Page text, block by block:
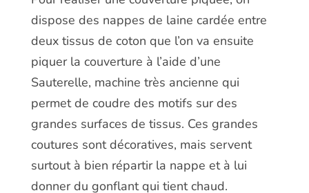
dispose des nappes de laine cardée entre
deux tissus de coton que l’on va ensuite
piquer la couverture à l’aide d’une
Sauterelle, machine très ancienne qui
permet de coudre des motifs sur des
grandes surfaces de tissus. Ces grandes
coutures sont décoratives, mais servent
surtout à bien répartir la nappe et à lui
donner du gonflant qui tient chaud.